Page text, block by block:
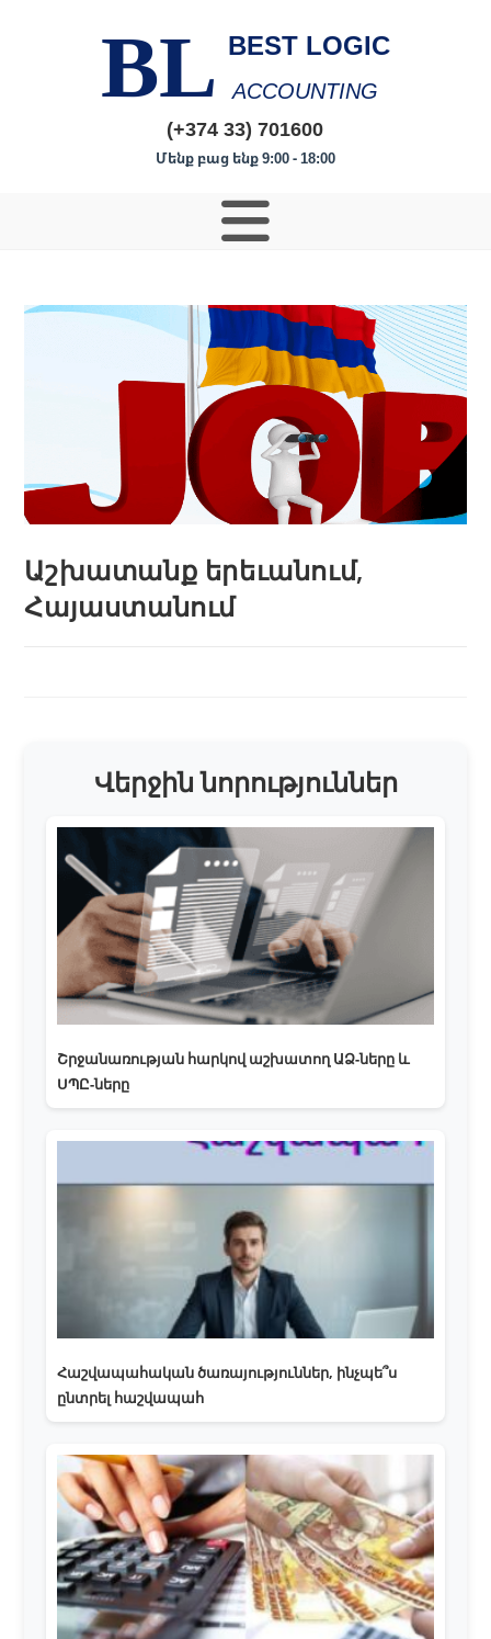
BL BEST LOGIC
ACCOUNTING
(+374 33) 701600
Մենք բաց ենք 9:00 - 18:00
Աշխատանք երեւանում,
Հայաստանում
Վերջին նորություններ
Շրջանառության հարկով աշխատող ԱՁ-ները և
ՍՊԸ-ները
Հաշվապահական ծառայություններ, ինչպե՞ս
ընտրել հաշվապահ